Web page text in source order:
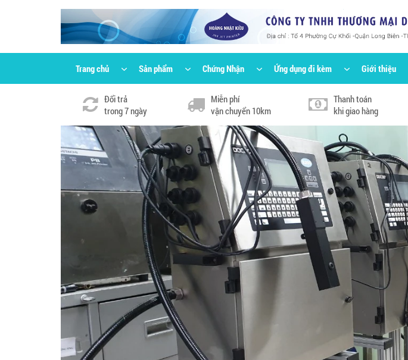
Trang chủ Sản phẩm Chứng Nhận Ứng dụng đi kèm Giới thiệu
Đổi trả
trong 7 ngày
Miễn phí
vận chuyển 10km
Thanh toán
khi giao hàng